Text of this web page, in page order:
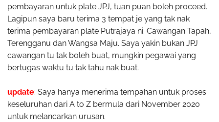
pembayaran untuk plate JPJ, tuan puan boleh proceed.
Lagipun saya baru terima 3 tempat je yang tak nak
terima pembayaran plate Putrajaya ni. Cawangan Tapah,
Terengganu dan Wangsa Maju. Saya yakin bukan JPJ
cawangan tu tak boleh buat, mungkin pegawai yang
bertugas waktu tu tak tahu nak buat.
update: Saya hanya menerima tempahan untuk proses
keseluruhan dari A to Z bermula dari November 2020
untuk melancarkan urusan.